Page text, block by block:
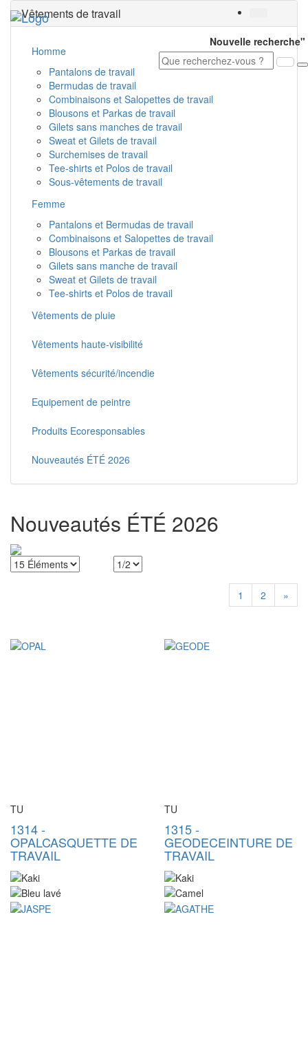
Nouvelle recherche"
Vêtements de travail
Homme
Pantalons de travail
Bermudas de travail
Combinaisons et Salopettes de travail
Blousons et Parkas de travail
Gilets sans manches de travail
Sweat et Gilets de travail
Surchemises de travail
Tee-shirts et Polos de travail
Sous-vêtements de travail
Femme
Pantalons et Bermudas de travail
Combinaisons et Salopettes de travail
Blousons et Parkas de travail
Gilets sans manche de travail
Sweat et Gilets de travail
Tee-shirts et Polos de travail
Vêtements de pluie
Vêtements haute-visibilité
Vêtements sécurité/incendie
Equipement de peintre
Produits Ecoresponsables
Nouveautés ÉTÉ 2026
Nouveautés ÉTÉ 2026
1 2 »
TU
1314-
OPALCASQUETTE DE
TRAVAIL
TU
1315-
GEODECEINTURE DE
TRAVAIL